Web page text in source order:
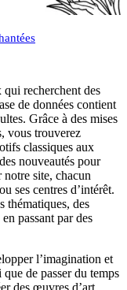
recherchent des
de données contient
Grâce à des mises
vous trouverez
classiques aux
nouveautés pour
notre site, chacun
ses centres d’intérêt.
thématiques, des
passant par des
l’imagination et
de passer du temps